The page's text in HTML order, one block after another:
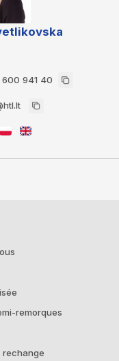
941 40
remorques
rechange